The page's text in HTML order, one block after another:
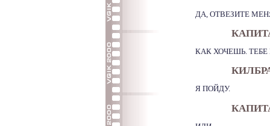
ДА, ОТВЕЗИТЕ
КАК ХОЧЕШЬ. ТЕБЕ
Я ПОЙДУ.